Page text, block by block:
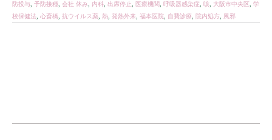
防投与 予防接種 会社 休み 内科 出席停止 医療機関 呼吸器感染症 咳 大阪市中央区
学
校保健法 心斎橋 抗ウイルス薬 熱 発熱外来 福本医院 自費診療 院内処方 風邪